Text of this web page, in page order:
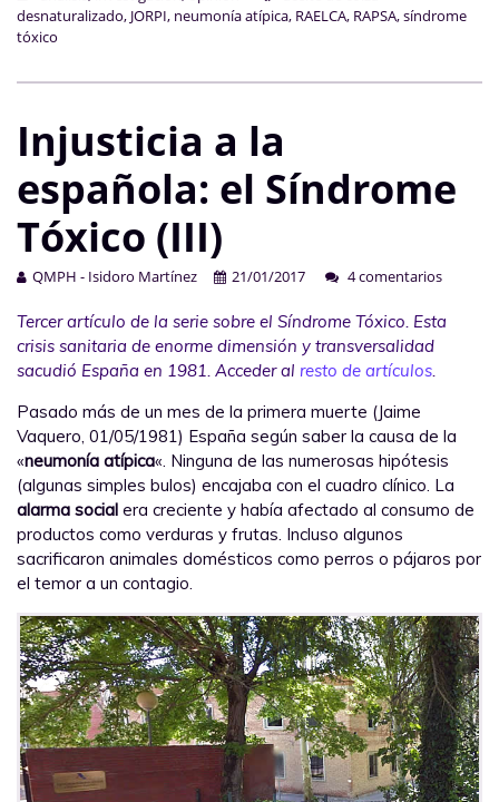
desnaturalizado, JORPI, neumonía atípica, RAELCA, RAPSA,síndrome
tóxico
Injusticia a la
española: el Síndrome
Tóxico (III)
QMPH - Isidoro Martínez 21/01/2017 4 comentarios
Tercer artículo de la serie sobre el Síndrome Tóxico. Esta
crisis sanitaria de enorme dimensión y transversalidad
sacudió España en 1981. Acceder al resto de artículos.
Pasado más de un mes de la primera muerte (Jaime
Vaquero, 01/05/1981) España según saber la causa de la
«neumonía atípica«. Ninguna de las numerosas hipótesis
(algunas simples bulos) encajaba con el cuadro clínico. La
alarma social era creciente y había afectado al consumo de
productos como verduras y frutas. Incluso algunos
sacrificaron animales domésticos como perros o pájaros por
el temor a un contagio.